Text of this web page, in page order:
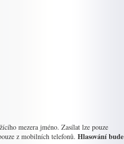
mezera jméno. Zasílat lze pouze
z mobilních telefonů. Hlasování bude